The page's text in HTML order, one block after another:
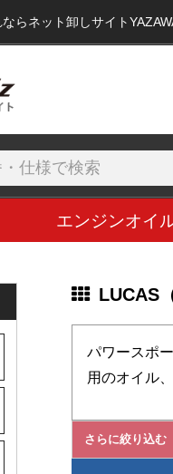
らネット卸しサイト
エンジンオイ
LUCAS
パワースポ
用のオイル
さらに絞り込む